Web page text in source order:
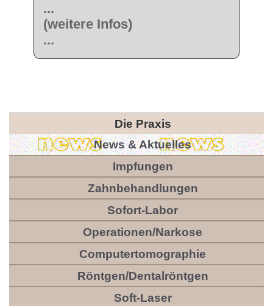
...
(weitere Infos)
...
Die Praxis
News & Aktuelles
Impfungen
Zahnbehandlungen
Sofort-Labor
Operationen/Narkose
Computertomographie
Röntgen/Dentalröntgen
Soft-Laser